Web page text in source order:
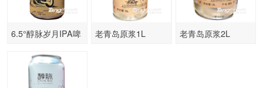
6.5°醇脉岁月IPA啤
老青岛原浆1L 老青岛原浆2L